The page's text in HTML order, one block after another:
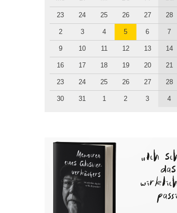
23 24 25 26 27 28
2 3 4 5 6 7
9 10 11 12 13 14
16 17 18 19 20 21
23 24 25 26 27 28
30 31 1 2 3 4